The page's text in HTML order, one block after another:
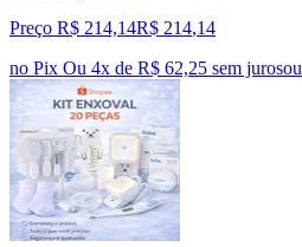
Preço R$ 214,14R$ 214,14
no Pix Ou 4x de R$ 62,25 sem jurosou